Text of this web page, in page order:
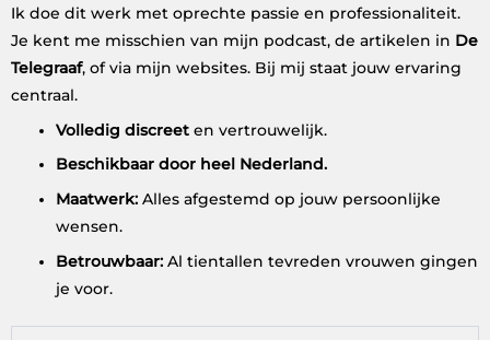
Ik doe dit werk met oprechte passie en professionaliteit.
Je kent me misschien van mijn podcast, de artikelen in De
Telegraaf, of via mijn websites. Bij mij staat jouw ervaring
centraal.
Volledig discreet en vertrouwelijk.
Beschikbaar door heel Nederland.
Maatwerk: Alles afgestemd op jouw persoonlijke
wensen.
Betrouwbaar: Al tientallen tevreden vrouwen gingen
je voor.